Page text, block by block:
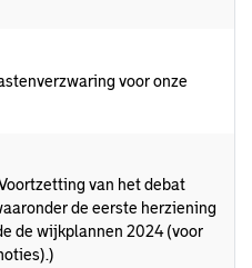
voor onze
Voortzetting van het debat
de eerste herziening
de wijkplannen 2024 (voor